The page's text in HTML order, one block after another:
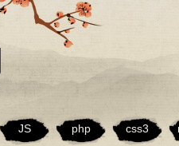
JS php css3